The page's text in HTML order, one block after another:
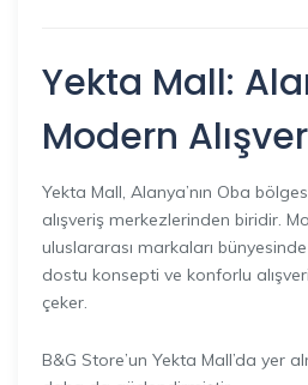
Yekta Mall:
Modern
Yekta Mall, Alanya’nın Oba
alışveriş merkezlerinden biridir.
uluslararası markaları
dostu konsepti ve konforlu
çeker.
B&G Store’un Yekta Mall’da yer